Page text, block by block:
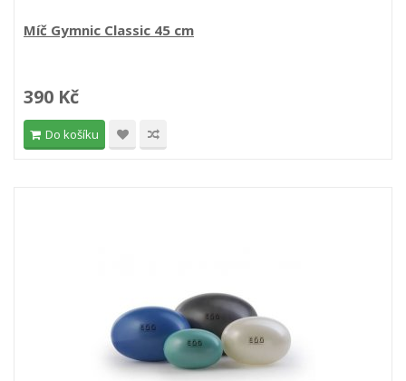
Míč Gymnic Classic 45 cm
390 Kč
Do košíku